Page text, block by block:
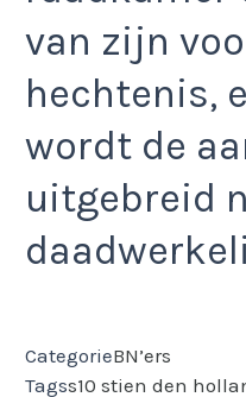
van zijn
hechtenis,
wordt de
uitgebreid
CategorieBN’ers
Tagss10 stien den